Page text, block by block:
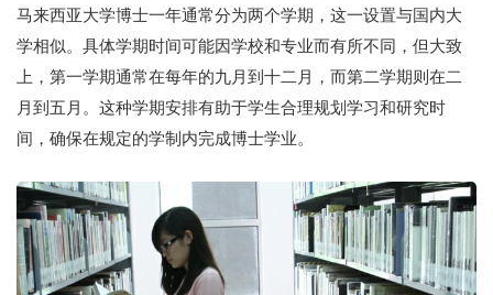
马来西亚大学博士一年通常分为两个学期，这一设置与国内大
学相似。具体学期时间可能因学校和专业而有所不同，但大致
上，第一学期通常在每年的九月到十二月，而第二学期则在二
月到五月。这种学期安排有助于学生合理规划学习和研究时
间，确保在规定的学制内完成博士学业。